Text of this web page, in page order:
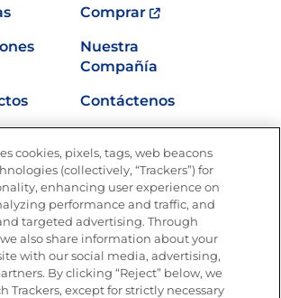
Comprar
Nuestra
Compañía
Contáctenos
a La Cocina Goya®
Recetas, Ofertas Especiales y
Promociones
cookies, pixels, tags, web beacons
(collectively, “Trackers”) for
enhancing user experience on
performance and traffic, and
targeted advertising. Through
we also share information about your
with our social media, advertising,
By clicking “Reject” below, we
Trackers, except for strictly necessary